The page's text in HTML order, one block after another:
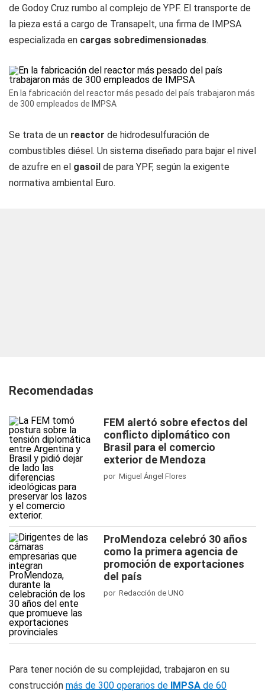
de Godoy Cruz rumbo al complejo de YPF. El transporte de
la pieza está a cargo de Transapelt, una firma de IMPSA
especializada en cargas sobredimensionadas.
En la fabricación del reactor más pesado del país trabajaron más
de 300 empleados de IMPSA
Se trata de un reactor de hidrodesulfuración de
combustibles diésel. Un sistema diseñado para bajar el nivel
de azufre en el gasoil de para YPF, según la exigente
normativa ambiental Euro.
Recomendadas
FEM alertó sobre efectos del
conflicto diplomático con
Brasil para el comercio
exterior de Mendoza
por Miguel Ángel Flores
ProMendoza celebró 30 años
como la primera agencia de
promoción de exportaciones
del país
por Redacción de UNO
Para tener noción de su complejidad, trabajaron en su
construcción más de 300 operarios de IMPSA de 60